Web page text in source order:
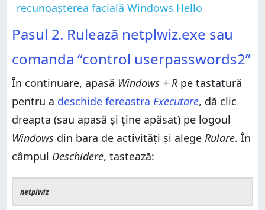
recunoașterea facială Windows Hello
Pasul 2. Rulează netplwiz.exe sau
comanda “control userpasswords2”
În continuare, apasă Windows + Rpe tastatură
pentru a deschide fereastra Executare, dă clic
dreapta (sau apasă și ține apăsat) pe logoul
Windows din bara de activități și alege Rulare. În
câmpul Deschidere, tastează:
netplwiz